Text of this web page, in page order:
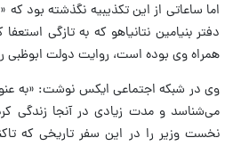
اما ساعاتی از این تکذیبیه نگذشته بود
دفتر بنیامین نتانیاهو که به تازگی
همراه وی بوده است، روایت دولت ابوظبی
وی در شبکه اجتماعی ایکس نوشت: «به
می‌شناسد و مدت زیادی در آنجا زندگی
نخست وزیر را در این سفر تاریخی که